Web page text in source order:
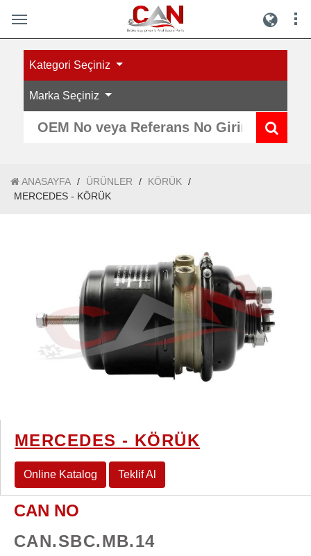
Kategori Seçiniz
Marka Seçiniz
ANASAYFA / ÜRÜNLER / KÖRÜK
/
MERCEDES - KÖRÜK
MERCEDES - KÖRÜK
Online Katalog Teklif Al
CAN NO
CAN.SBC.MB.14